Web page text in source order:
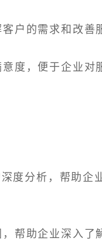
户的需求和改善
度，便于企业对
度分析，帮助企
帮助企业深入了